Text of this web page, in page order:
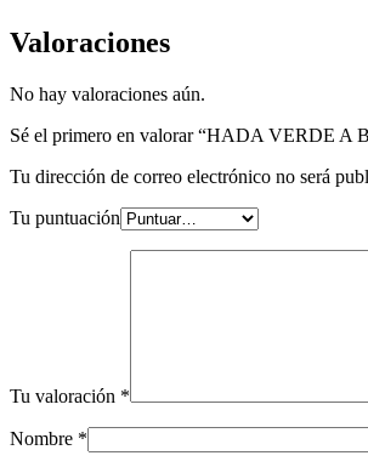
Valoraciones
No hay valoraciones aún.
Sé el primero en valorar “HADA VERDE A
Tu dirección de correo electrónico no será
Tu puntuación
Tu valoración *
Nombre *